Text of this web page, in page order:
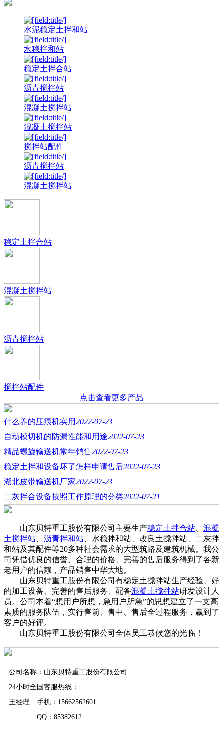
水泥稳定土拌和站
水稳拌和站
稳定土拌合站
沥青搅拌站
混凝土搅拌站
混凝土搅拌站
搅拌站配件
沥青搅拌站
混凝土搅拌站
稳定土拌合站
混凝土搅拌站
沥青搅拌站
搅拌站配件
点击查看更多产品
什么养的压痕机实用2022-07-23
自动模切机的防漏性能和用途2022-07-23
精品螺旋输送机常年销售2022-07-23
稳定土拌和设备坏了怎样申请售后2022-07-23
湖北皮带输送机厂家2022-07-23
二灰拌合设备按照工作原理的分类2022-07-21
山东贝特重工股份有限公司主要生产稳定土拌合站
混凝
土搅拌站
沥青拌和站 、水稳拌和站、改良土搅拌站、二灰拌
和站及其配件等20多种社会需求的大型筑路及建筑机械。我公
司凭借优良的信誉、合理的价格、完善的售后服务得到了各新
老用户的信赖，产品销售中华大地。
山东贝特重工股份有限公司有稳定土搅拌站生产经验、好
的加工设备、完善的售后服务、配备混凝土搅拌站研发设计人
员。公司本着“想用户所想，急用户所急”的思想建立了一支高
素质的服务队伍，实行售前、售中、售后全过程服务，赢到了
客户的好评。
山东贝特重工股份有限公司全体员工恭候您的光临！
公司名称：山东贝特重工股份有限公司
24小时全国客服热线：
王经理 手机：15662562601
QQ：85382612